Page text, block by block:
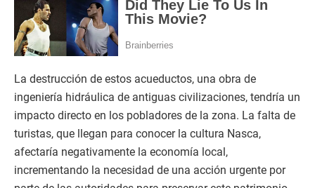
La destrucción de estos acueductos, una obra de
ingeniería hidráulica de antiguas civilizaciones, tendría un
impacto directo en los pobladores de la zona. La falta de
turistas, que llegan para conocer la cultura Nasca,
afectaría negativamente la economía local,
incrementando la necesidad de una acción urgente por